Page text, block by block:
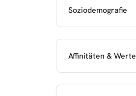
Soziodemografie
Affinitäten & Werte